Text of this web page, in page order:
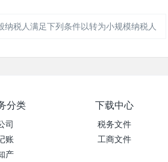
纳税人满足下列条件以转为小规模纳税人
分类
司
账
产
下载中心
税务文件
工商文件